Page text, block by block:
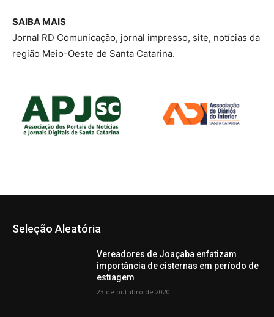
SAIBA MAIS
Jornal RD Comunicação, jornal impresso, site, notícias da
região Meio-Oeste de Santa Catarina.
Seleção Aleatória
Vereadores de Joaçaba enfatizam
importância de cisternas em período de
estiagem
23 de outubro de 2020